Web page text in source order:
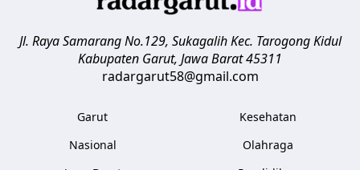
Jl. Raya Samarang No.129, Sukagalih Kec. Tarogong Kidul
Kabupaten Garut, Jawa Barat45311
radargarut58@gmail.com
Garut
Nasional
Kesehatan
Olahraga